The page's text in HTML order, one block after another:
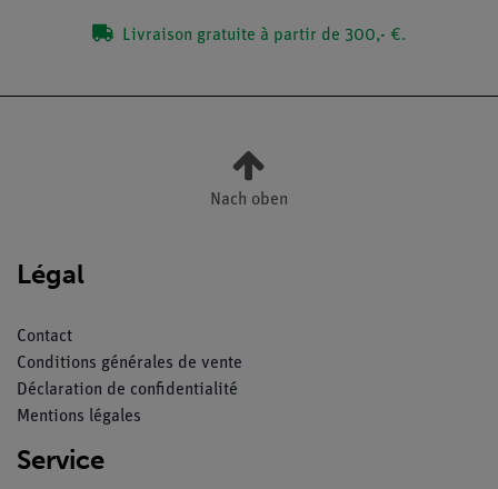
Livraison gratuite à partir de 300,- €.
Nach oben
Légal
Contact
Conditions générales de vente
Déclaration de confidentialité
Mentions légales
Service